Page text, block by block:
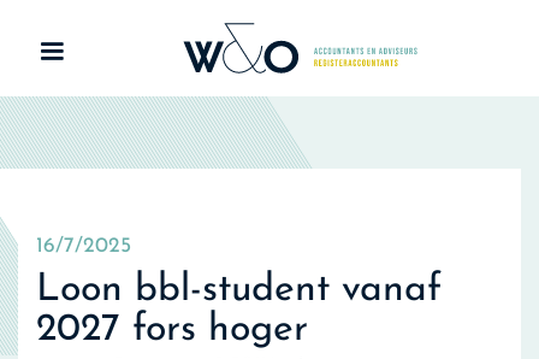
16/7/2025
Loon bbl-student vanaf
2027 fors hoger